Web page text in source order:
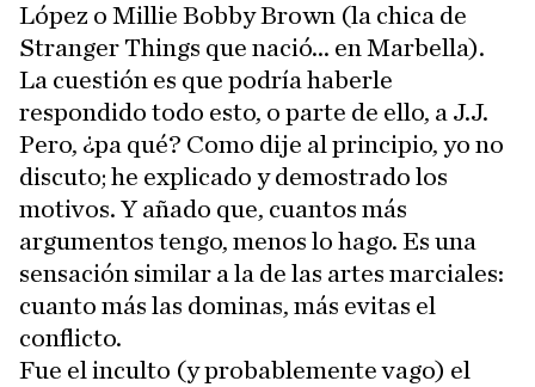
López o Millie Bobby Brown (la chica de
Stranger Things que nació... en Marbella).
La cuestión es que podría haberle
respondido todo esto, o parte de ello, a J.J.
Pero, ¿pa qué? Como dije al principio, yo no
discuto; he explicado y demostrado los
motivos. Y añado que, cuantos más
argumentos tengo, menos lo hago. Es una
sensación similar a la de las artes marciales:
cuanto más las dominas, más evitas el
conflicto.
Fue el inculto (y probablemente vago) el